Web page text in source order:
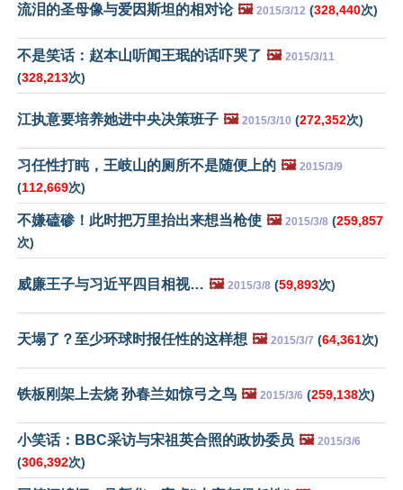
流泪的圣母像与爱因斯坦的相对论 🖼️ 2015/3/12 (328,440次)
不是笑话：赵本山听闻王珉的话吓哭了 🖼️ 2015/3/11
(328,213次)
江执意要培养她进中央决策班子 🖼️ 2015/3/10 (272,352次)
习任性打盹，王岐山的厕所不是随便上的 🖼️ 2015/3/9
(112,669次)
不嫌磕碜！此时把万里抬出来想当枪使 🖼️ 2015/3/8 (259,857
次)
威廉王子与习近平四目相视… 🖼️ 2015/3/8 (59,893次)
天塌了？至少环球时报任性的这样想 🖼️ 2015/3/7 (64,361次)
铁板刚架上去烧 孙春兰如惊弓之鸟 🖼️ 2015/3/6 (259,138次)
小笑话：BBC采访与宋祖英合照的政协委员 🖼️ 2015/3/6
(306,392次)